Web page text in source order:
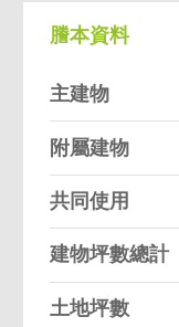
謄本資料
主建物
附屬建物
共同使用
建物坪數總計
土地坪數